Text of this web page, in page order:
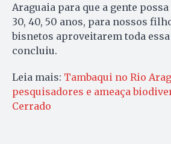
Araguaia para que a gente
30, 40, 50 anos, para nossos
bisnetos aproveitarem toda
concluiu.
Leia mais: Tambaqui no Rio
pesquisadores e ameaça
Cerrado